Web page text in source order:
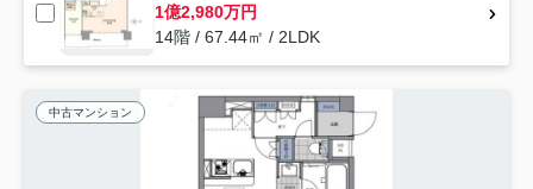
1億2,980万円
14階 / 67.44㎡ / 2LDK
中古マンション